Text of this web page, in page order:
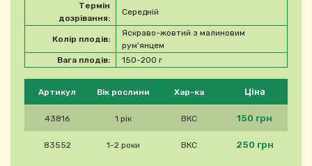
Будь ласка, виберіть продукт
Артикул Вік рослини Хар-ка Ціна
43816 1 рік ВКС 150 грн
83552 1-2 роки ВКС 250 грн
Термін
дозрівання:
Середній
Колір плодів:
Яскраво-жовтий з малиновим
рум'янцем
Вага плодів:
150-200 г